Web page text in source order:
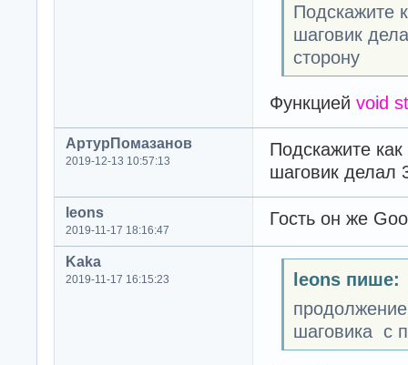
Подскажите
шаговик
сторону
Функцией void
АртурПомазанов
2019-12-13 10:57:13
Подскажите
шаговик делал
leons
2019-11-17 18:16:47
Гость он же
Kaka
2019-11-17 16:15:23
leons пише:
шаговика с